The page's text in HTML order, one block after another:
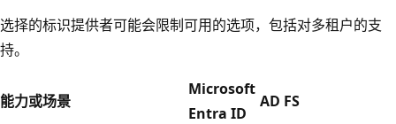
选择的标识提供者可能会限制可用的选项，包括对多租户的支
持。
能力或场景
Microsoft
Entra ID
AD FS